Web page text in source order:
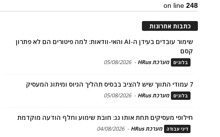
on line248
כתבות אחרונות
שימור עובדים בעידן ה-AI והאי-וודאות: למה פיטורים הם לא פתרון
קסם
בלוגים מערכת HRus -
05/08/2026
7 עמודי התווך שיש להציב בבסיס תהליך הגיוס ומיתוג המעסיק
בלוגים מערכת HRus -
05/08/2026
חילופי מעסיקים תחת אותו גג: חובת שימוע וחלף הודעה מוקדמת
דיני עבודה מערכת HRus -
04/08/2026